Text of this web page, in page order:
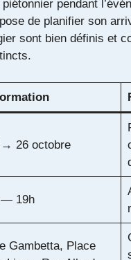
pendant
de planifier son
sont bien définis et
→ 26 octobre
— 19h
Gambetta, Place